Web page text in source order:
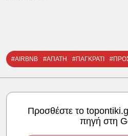
#AIRBNB #ΑΠΑΤΗ #ΠΑΓΚΡΑΤΙ
Προσθέστε το
πηγή στη